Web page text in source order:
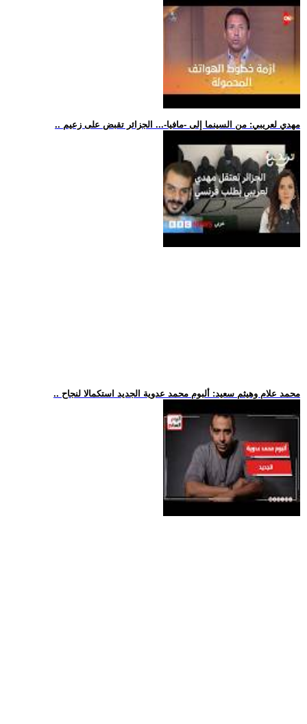
.. مهدي لعريبي: من السينما إلى -مافيا-... الجزائر تقبض على زعيم
.. محمد علام وهيثم سعيد: ألبوم محمد عدوية الجديد استكمالا لنجاح